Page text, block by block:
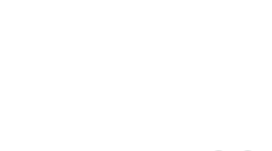
nábytku, ale měly by přitahovat pozornost
barevnému provedení a bohémskému
reflektory pro vytvoření studiového efektu,